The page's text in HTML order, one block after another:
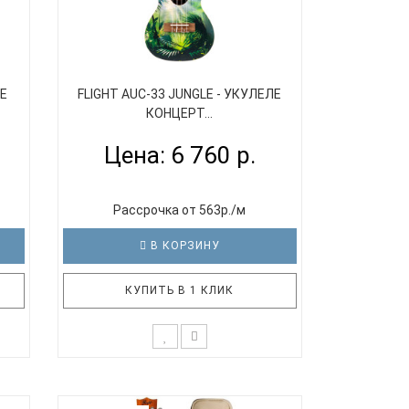
FLIGHT AUC-33 JUNGLE - УКУЛЕЛЕ
КОНЦЕРТ...
Цена: 6 760 р.
Рассрочка от 563р./м
В КОРЗИНУ
КУПИТЬ В 1 КЛИК
ART. «В джунглях, могучих